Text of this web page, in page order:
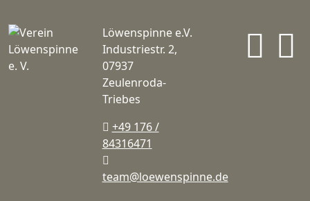
Löwenspinne e.V.
Industriestr. 2,
07937
Zeulenroda-
Triebes
+49 176 /
84316471
team@loewenspinne.de